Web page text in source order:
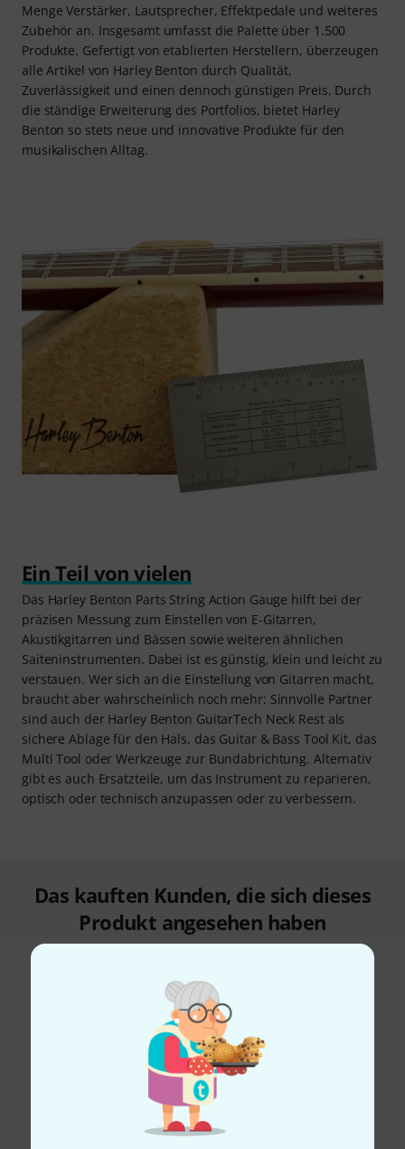
Menge Verstärker, Lautsprecher, Effektpedale und weiteres
Zubehör an. Insgesamt umfasst die Palette über 1.500
Produkte. Gefertigt von etablierten Herstellern, überzeugen
alle Artikel von Harley Benton durch Qualität,
Zuverlässigkeit und einen dennoch günstigen Preis. Durch
die ständige Erweiterung des Portfolios, bietet Harley
Benton so stets neue und innovative Produkte für den
musikalischen Alltag.
Ein Teil von vielen
Das Harley Benton Parts String Action Gauge hilft bei der
präzisen Messung zum Einstellen von E-Gitarren,
Akustikgitarren und Bässen sowie weiteren ähnlichen
Saiteninstrumenten. Dabei ist es günstig, klein und leicht zu
verstauen. Wer sich an die Einstellung von Gitarren macht,
braucht aber wahrscheinlich noch mehr: Sinnvolle Partner
sind auch der Harley Benton GuitarTech Neck Rest als
sichere Ablage für den Hals, das Guitar & Bass Tool Kit, das
Multi Tool oder Werkzeuge zur Bundabrichtung. Alternativ
gibt es auch Ersatzteile, um das Instrument zu reparieren,
optisch oder technisch anzupassen oder zu verbessern.
Das kauften Kunden, die sich dieses
Produkt angesehen haben
42%